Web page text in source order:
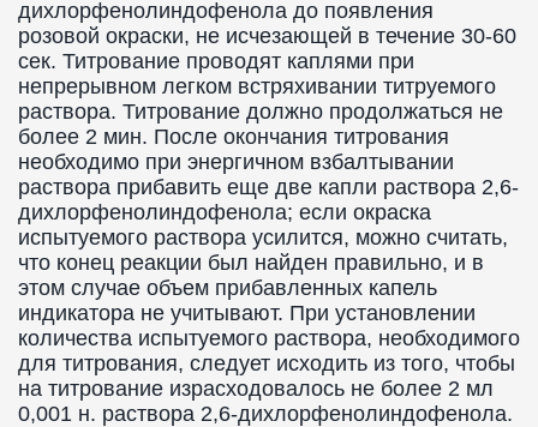
дихлорфенолиндофенола до появления
розовой окраски, не исчезающей в течение 30-60
сек. Титрование проводят каплями при
непрерывном легком встряхивании титруемого
раствора. Титрование должно продолжаться не
более 2 мин. После окончания титрования
необходимо при энергичном взбалтывании
раствора прибавить еще две капли раствора 2,6-
дихлорфенолиндофенола; если окраска
испытуемого раствора усилится, можно считать,
что конец реакции был найден правильно, и в
этом случае объем прибавленных капель
индикатора не учитывают. При установлении
количества испытуемого раствора, необходимого
для титрования, следует исходить из того, чтобы
на титрование израсходовалось не более 2 мл
0,001 н. раствора 2,6-дихлорфенолиндофенола.